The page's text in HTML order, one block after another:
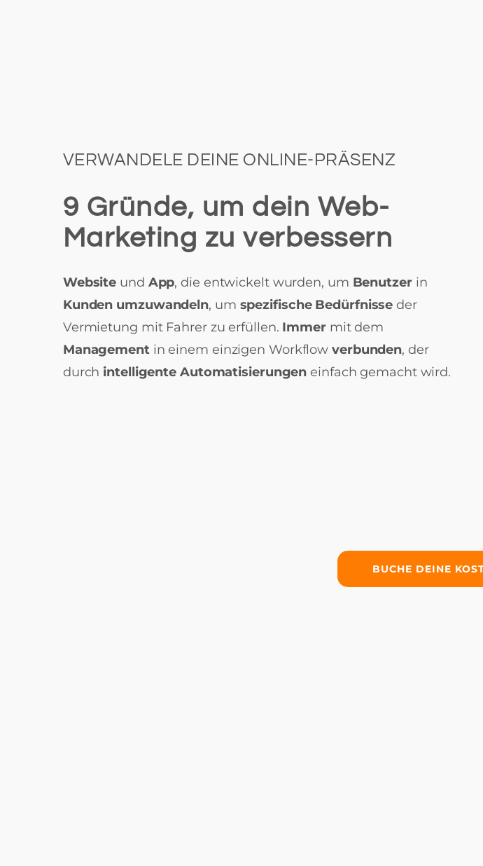
VERWANDELE DEINE ONLINE-PRÄSENZ
9 Gründe, um dein Web-
Marketing zu verbessern
Website und App, die entwickelt wurden, um Benutzer in
Kunden umzuwandeln, um spezifische Bedürfnisseder
Vermietung mit Fahrer zu erfüllen. Immer mit dem
Management in einem einzigen Workflowverbunden, der
durch intelligente Automatisierungen einfach gemacht wird.
BUCHE DEINE